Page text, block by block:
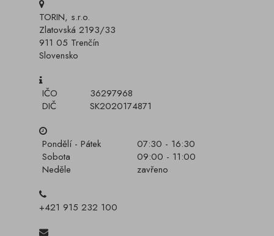
TORIN, s.r.o.
Zlatovská 2193/33
911 05 Trenčín
Slovensko
IČO
36297968
DIČ
SK2020174871
Pondělí - Pátek
07:30 - 16:30
Sobota
09:00 - 11:00
Neděle
zavřeno
+421 915 232 100